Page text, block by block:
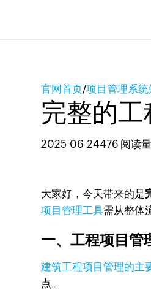
官网首页/项目管理系
完整的工
2025-06-24476 阅读量
大家好，今天带来的是
项目管理工具需从整体
一、工程项目管
建筑工程项目管理的主
点。